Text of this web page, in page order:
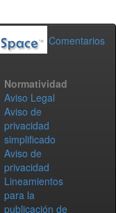
Comentarios
Normatividad
Aviso Legal
Aviso de
privacidad
simplificado
Aviso de
privacidad
Lineamientos
para la
publicación de